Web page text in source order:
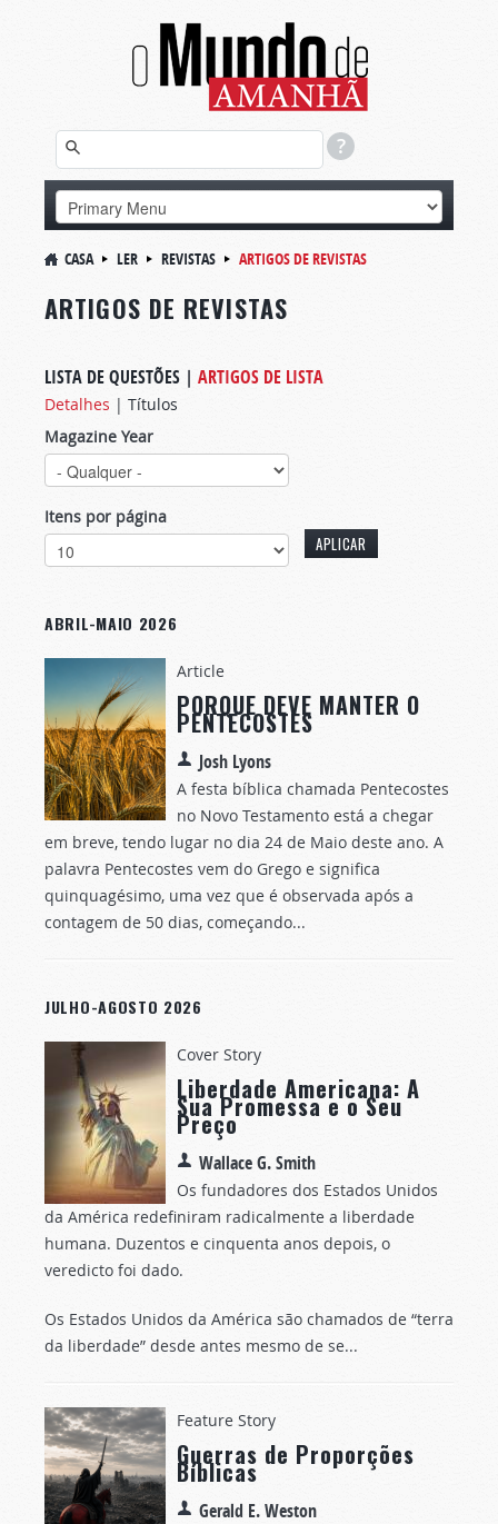
CASA LER REVISTAS ARTIGOS DE REVISTAS
ARTIGOS DE REVISTAS
LISTA DE QUESTÕES | ARTIGOS DE LISTA
Detalhes | Títulos
Magazine Year
Itens por página
ABRIL-MAIO 2026
Article
PORQUE DEVE MANTER O
PENTECOSTES
Josh Lyons
A festa bíblica chamada Pentecostes
no Novo Testamento está a chegar
em breve, tendo lugar no dia 24 de Maio deste ano. A
palavra Pentecostes vem do Grego e significa
quinquagésimo, uma vez que é observada após a
contagem de 50 dias, começando...
JULHO-AGOSTO 2026
Cover Story
Liberdade Americana: A
Sua Promessa e o Seu
Preço
Wallace G. Smith
Os fundadores dos Estados Unidos
da América redefiniram radicalmente a liberdade
humana. Duzentos e cinquenta anos depois, o
veredicto foi dado.
Os Estados Unidos da América são chamados de “terra
da liberdade” desde antes mesmo de se...
Feature Story
Guerras de Proporções
Bíblicas
Gerald E. Weston